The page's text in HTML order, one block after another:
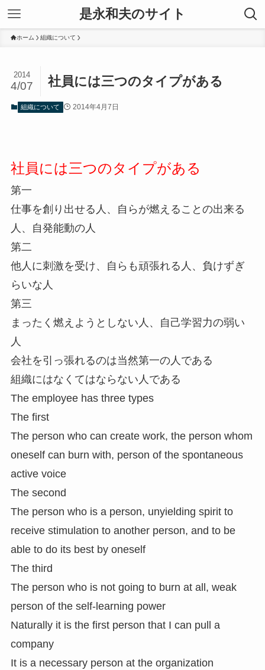
是永和夫のサイト
ホーム 組織について
社員には三つのタイプがある
2014
4/07
組織について 2014年4月7日
社員には三つのタイプがある
第一
仕事を創り出せる人、自らが燃えることの出来る
人、自発能動の人
第二
他人に刺激を受け、自らも頑張れる人、負けずぎ
らいな人
第三
まったく燃えようとしない人、自己学習力の弱い
人
会社を引っ張れるのは当然第一の人である
組織にはなくてはならない人である
The employee has three types
The first
The person who can create work, the person whom
oneself can burn with, person of the spontaneous
active voice
The second
The person who is a person, unyielding spirit to
receive stimulation to another person, and to be
able to do its best by oneself
The third
The person who is not going to burn at all, weak
person of the self-learning power
Naturally it is the first person that I can pull a
company
It is a necessary person at the organization